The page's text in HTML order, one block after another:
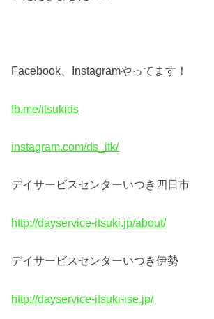
Facebook Instagramやってます！
fb.me/itsukids
instagram.com/ds_itk/
デイサービスセンターいつき四日市
http://dayservice-itsuki.jp/about/
デイサービスセンターいつき伊勢
http://dayservice-itsuki-ise.jp/